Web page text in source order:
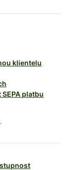
klientelu
platbu